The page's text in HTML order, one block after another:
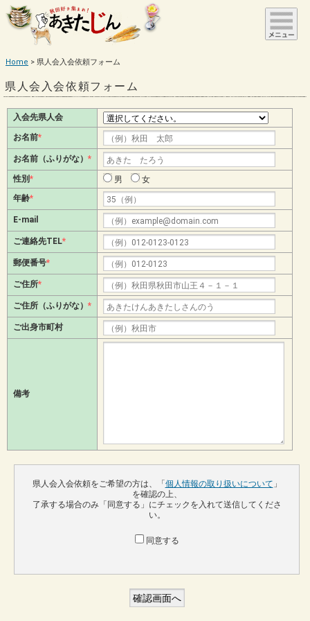
Home 県人会入会依頼フォーム
県人会入会依頼フォーム
入会先県人会
お名前*
お名前（ふりがな） *
性別* 男
女
年齢*
E-mail
ご連絡先TEL*
郵便番号*
ご住所*
ご住所（ふりがな） *
ご出身市町村
備考
県人会入会依頼をご希望の方は、「個人情報の取り扱いについて 」
を確認の上、
了承する場合のみ「同意する」にチェックを入れて送信してくださ
い。
同意する